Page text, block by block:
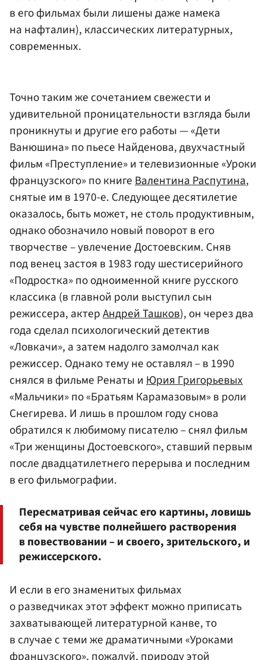
в его фильмах были лишены даже намека
на нафталин), классических литературных,
современных.
Точно таким же сочетанием свежести и
удивительной проницательности взгляда были
проникнуты и другие его работы — «Дети
Ванюшина» по пьесе Найденова, двухчастный
фильм «Преступление» и телевизионные «Уроки
французского» по книге Валентина Распутина,
снятые им в 1970-е. Следующее десятилетие
оказалось, быть может, не столь продуктивным,
однако обозначило новый поворот в его
творчестве – увлечение Достоевским. Сняв
под венец застоя в 1983 году шестисерийного
«Подростка» по одноименной книге русского
классика (в главной роли выступил сын
режиссера, актерАндрей Ташков), он через два
года сделал психологический детектив
«Ловкачи», а затем надолго замолчал как
режиссер. Однако тему не оставлял – в 1990
снялся в фильме Ренаты и Юрия Григорьевых
«Мальчики» по «Братьям Карамазовым» в роли
Снегирева. И лишь в прошлом году снова
обратился к любимому писателю – снял фильм
«Три женщины Достоевского», ставший первым
после двадцатилетнего перерыва и последним
в его фильмографии.
Пересматривая сейчас его картины, ловишь
себя на чувстве полнейшего растворения
в повествовании – и своего, зрительского, и
режиссерского.
И если в его знаменитых фильмах
о разведчиках этот эффект можно приписать
захватывающей литературной канве, то
в случае с теми же драматичными «Уроками
французского», пожалуй, природу этой